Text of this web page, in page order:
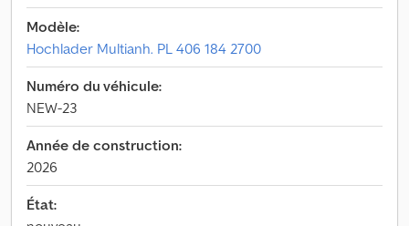
Modèle:
Hochlader Multianh. PL 406 184 2700
Numéro du véhicule:
NEW-23
Année de construction:
2026
État: